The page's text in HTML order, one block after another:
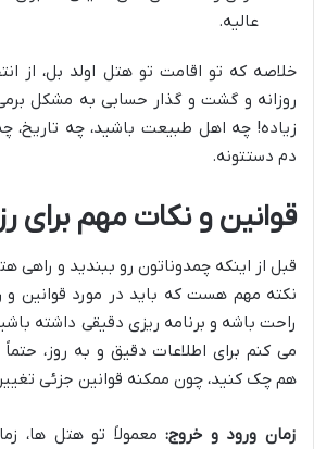
عالیه.
خلاصه که تو اقامت تو هتل اولد بل، از
روزانه و گشت و گذار حسابی به مشکل
زیاده! چه اهل طبیعت باشید، چه تاریخ،
دم دستتونه.
قوانین و نکات مهم برای
قبل از اینکه چمدوناتون رو ببندید و راهی
نکته مهم هست که باید در مورد قوانین و
راحت باشه و برنامه ریزی دقیقی داشته
می کنم برای اطلاعات دقیق و به روز،
هم چک کنید، چون ممکنه قوانین جزئی
زمان ورود و خروج: